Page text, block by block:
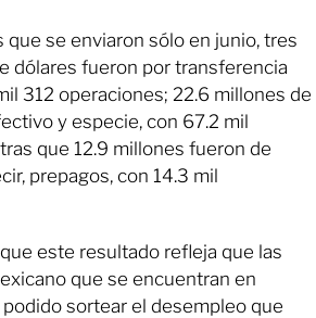
que se enviaron sólo en junio, tres
dólares fueron por transferencia
312 operaciones; 22.6 millones de
y especie, con 67.2 mil
que 12.9 millones fueron de
prepagos, con 14.3 mil
este resultado refleja que las
que se encuentran en
sortear el desempleo que